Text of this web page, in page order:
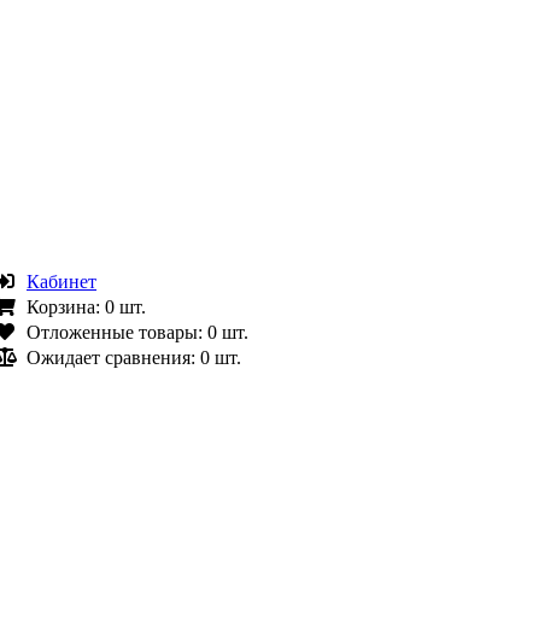
Кабинет
Корзина: 0 шт.
Отложенные товары: 0 шт.
Ожидает сравнения: 0 шт.